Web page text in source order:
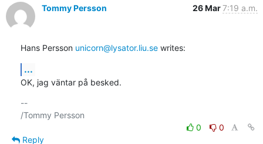
Tommy Persson 26 Mar7:19 a.m.
Hans Persson unicorn@lysator.liu.se writes:
...
OK, jag väntar på besked.
--
0
0
Reply